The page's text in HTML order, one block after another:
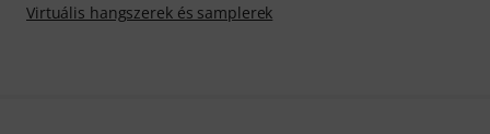
Virtuális hangszerek és samplerek